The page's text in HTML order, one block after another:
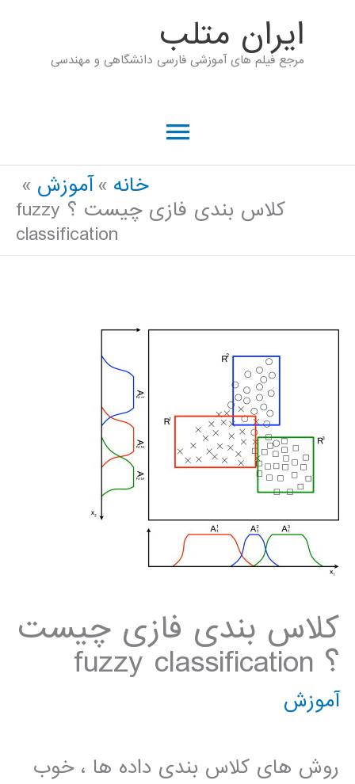
ايران متلب
مرجع فیلم های آموزشی فارسی دانشگاهی و مهندسی
فهرست
اصلی
خانه
آموزش
کلاس بندی فازی چیست ؟ fuzzy
classification
کلاس بندی فازی چیست
؟ fuzzy classification
آموزش
روش های کلاس بندی داده ها ، خوب